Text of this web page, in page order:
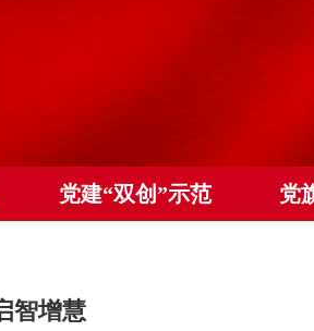
党建“双创”示范 党
智增慧